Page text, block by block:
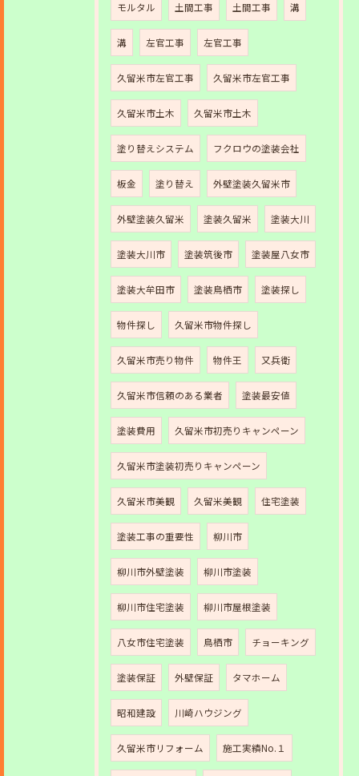
モルタル 土間工事 土間工事 溝
溝 左官工事 左官工事
久留米市左官工事 久留米市左官工事
久留米市土木 久留米市土木
塗り替えシステム フクロウの塗装会社
板金 塗り替え 外壁塗装久留米市
外壁塗装久留米 塗装久留米 塗装大川
塗装大川市 塗装筑後市 塗装屋八女市
塗装大牟田市 塗装鳥栖市 塗装探し
物件探し 久留米市物件探し
久留米市売り物件 物件王 又兵衛
久留米市信頼のある業者 塗装最安値
塗装費用 久留米市初売りキャンペーン
久留米市塗装初売りキャンペーン
久留米市美観 久留米美観 住宅塗装
塗装工事の重要性 柳川市
柳川市外壁塗装 柳川市塗装
柳川市住宅塗装 柳川市屋根塗装
八女市住宅塗装 鳥栖市 チョーキング
塗装保証 外壁保証 タマホーム
昭和建設 川崎ハウジング
久留米市リフォーム 施工実績No.１